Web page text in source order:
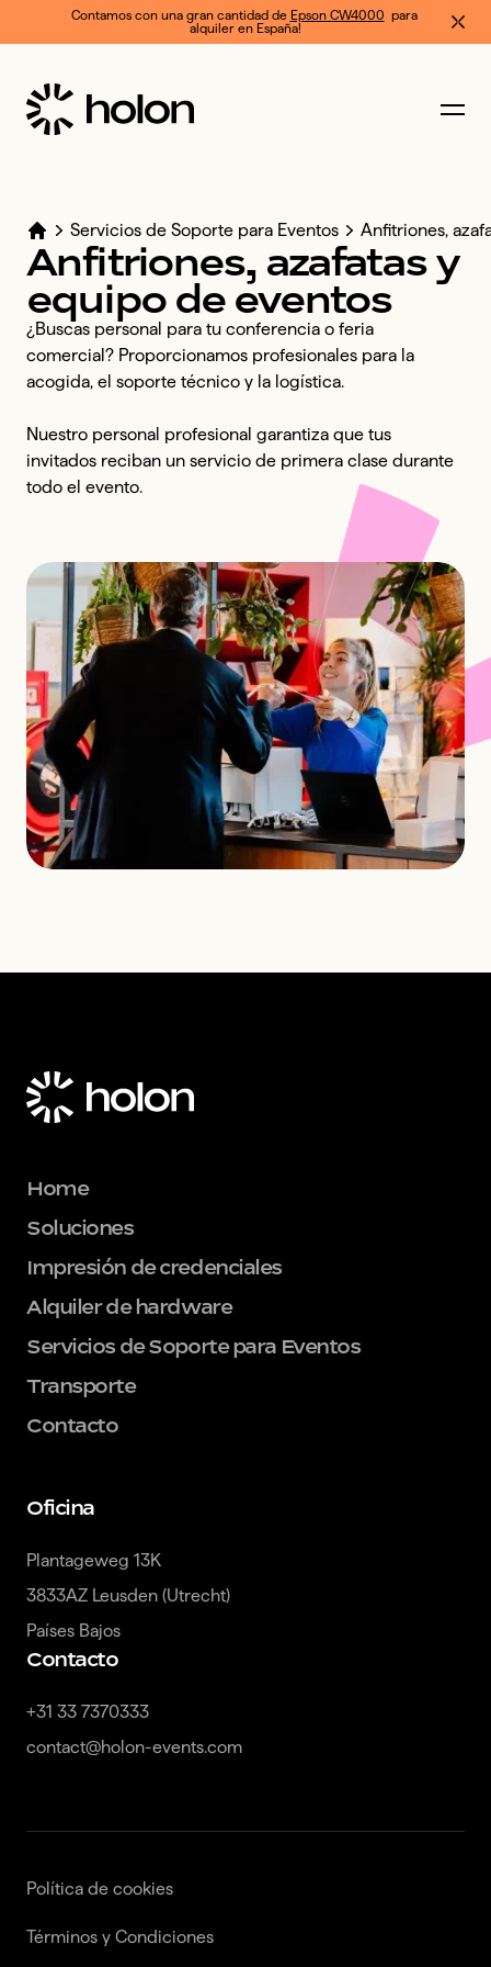
Contamos con una gran cantidad de Epson CW4000
  para
alquiler en España!
Servicios de Soporte para Eventos Anfitriones,
Anfitriones, azafatas y
equipo de eventos
¿Buscas personal para tu conferencia o feria
comercial? Proporcionamos profesionales para la
acogida, el soporte técnico y la logística.
Nuestro personal profesional garantiza que tus
invitados reciban un servicio de primera clase durante
todo el evento.
Home
Soluciones
Impresión de credenciales
Alquiler de hardware
Servicios de Soporte para Eventos
Transporte
Contacto
Oficina
Plantageweg 13K
3833AZ Leusden (Utrecht)
Países Bajos
Contacto
+31 33 7370333
contact@holon-events.com
Política de cookies
Términos y Condiciones